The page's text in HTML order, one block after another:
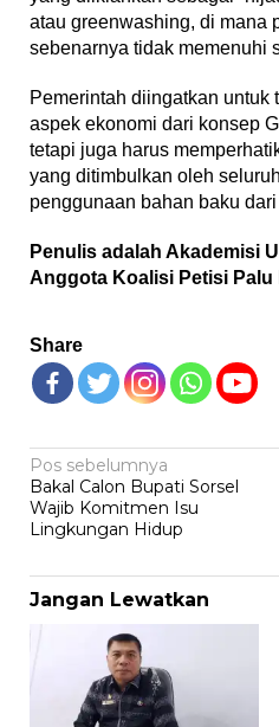
atau greenwashing, di mana
sebenarnya tidak memenuhi
Pemerintah diingatkan untuk
aspek ekonomi dari konsep
tetapi juga harus
yang ditimbulkan oleh
penggunaan bahan baku
Penulis adalah Akademisi
Anggota Koalisi Petisi Palu
Share
Navigasi
pos
Pos sebelumnya
Bakal Calon Bupati Sorsel
Wajib Komitmen Isu
Lingkungan Hidup
Jangan Lewatkan